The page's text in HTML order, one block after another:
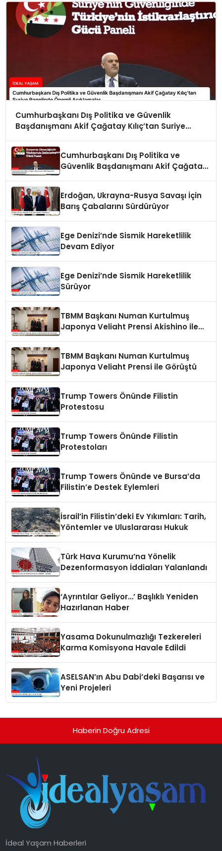
Cumhurbaşkanı Dış Politika ve Güvenlik
Başdanışmanı Akif Çağatay Kılıç’tan Suriye
Cumhurbaşkanı Dış Politika ve
Güvenlik Başdanışmanı Akif Çağatay
Erdoğan, Ukrayna-Rusya Savaşı İçin
Barış Çabalarını Sürdürüyor
Ege Denizi’nde Sismik Hareketlilik
Devam Ediyor
Ege Denizi’nde Sismik Hareketlilik
Sürüyor
TBMM Başkanı Numan Kurtulmuş
Japonya Veliaht Prensi Akishino ile
TBMM Başkanı Numan Kurtulmuş
Japonya Veliaht Prensi ile Görüştü
Trump Towers Önünde Filistin
Protestosu
Trump Towers Önünde Filistin
Protestoları
Trump Towers Önünde ve Bursa’da
Filistin’e Destek Eylemleri
İsrail’in Filistin’deki Ev Yıkımları: Tarih,
Yöntemler ve Uluslararası Hukuk
Türk Hava Kurumu’na Yönelik
Dezenformasyon İddiaları Yalanlandı
‘Ayrıntılar Geliyor…’ Başlıklı Yeniden
Hazırlanan Haber
Yasama Dokunulmazlığı Tezkereleri
Karma Komisyona Havale Edildi
ASELSAN’ın Abu Dabi’deki Başarısı ve
Yeni Projeleri
Haberin Doğru Adresi
İdeal Yaşam Haberleri